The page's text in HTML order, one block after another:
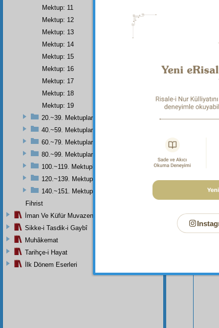
Mektup: 11
Mektup: 12
Mektup: 13
Mektup: 14
Mektup: 15
Mektup: 16
Mektup: 17
Mektup: 18
Mektup: 19
20.~39. Mektuplar
40.~59. Mektuplar
60.~79. Mektuplar
80.~99. Mektuplar
100.~119. Mektuplar
120.~139. Mektuplar
140.~151. Mektuplar
Fihrist
İman Ve Küfür Muvazeneleri
Sikke-i Tasdik-i Gaybî
Muhâkemat
Tarihçe-i Hayat
İlk Dönem Eserleri